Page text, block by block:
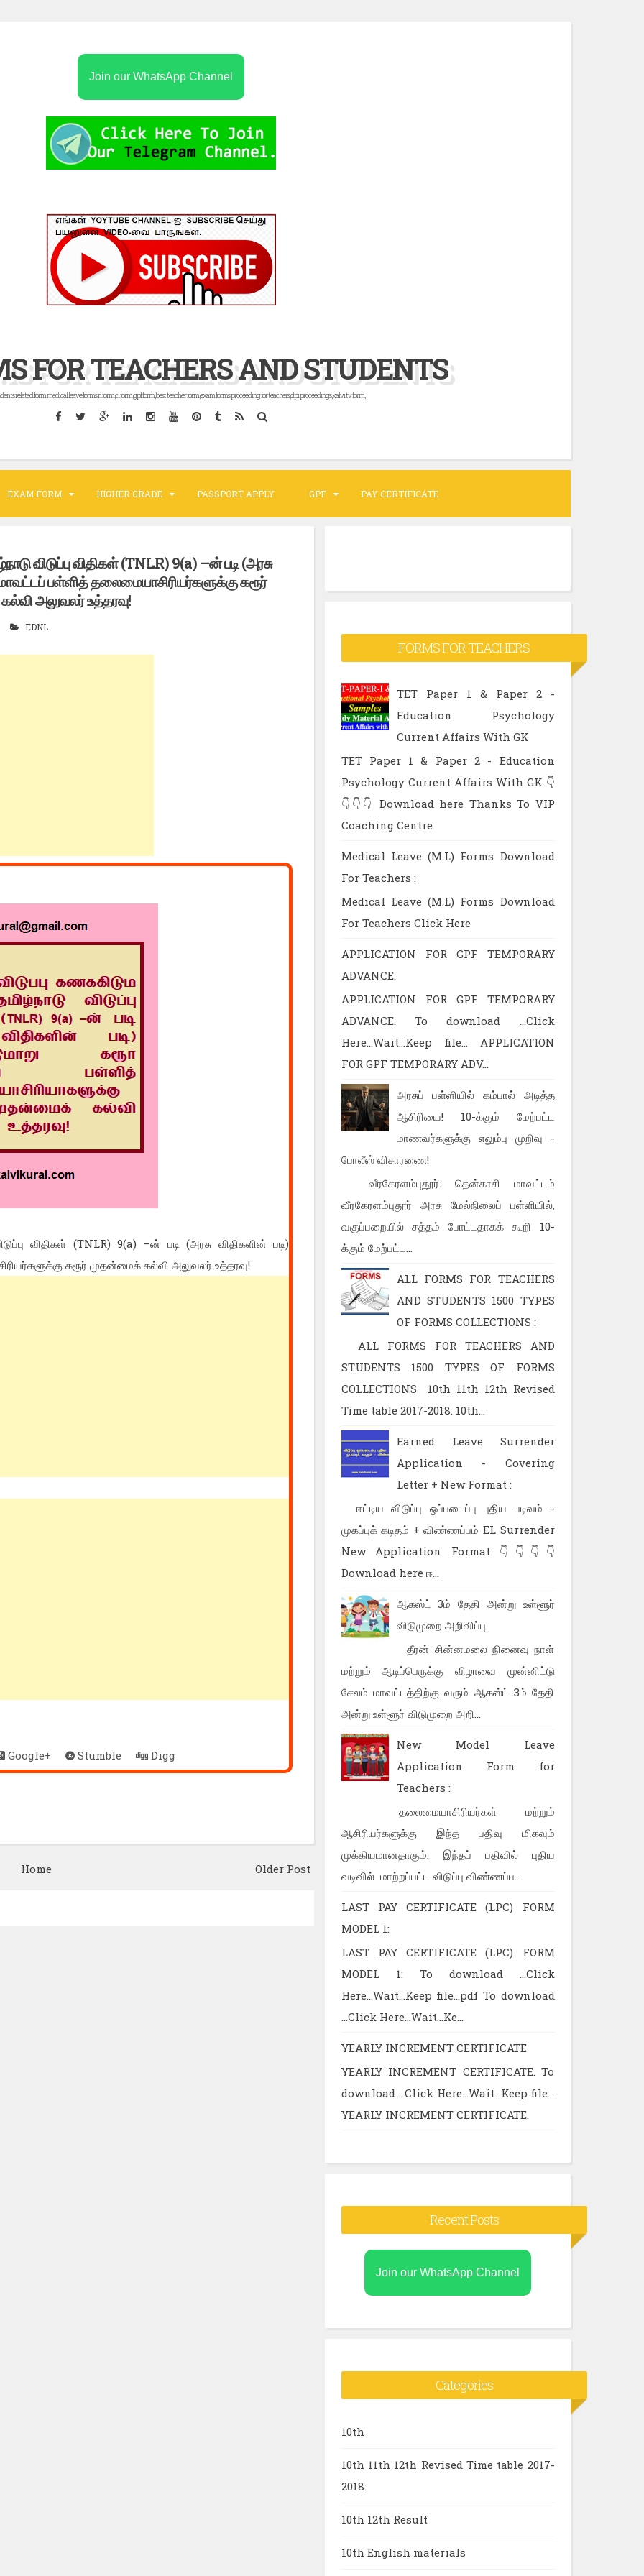
Join our WhatsApp Channel
FOR TEACHERS AND STUDENTS
related form,medical leave forms,rl form,cl form,gpf form,best teacher form,exam forms,proceeding for teachers,dpi proceedings,kalvi tv form,
EXAM FORM HIGHER GRADE PASSPORT APPLY GPF PAY CERTIFICATE
விடுப்பு விதிகள் (TNLR) 9(a) –ன் படி (அரசு
பள்ளித் தலைமையாசிரியர்களுக்கு கரூர்
அலுவலர் உத்தரவு!
EDNL
விதிகள் (TNLR) 9(a) –ன் படி (அரசு விதிகளின் படி)
கரூர் முதன்மைக் கல்வி அலுவலர் உத்தரவு!
Google+ Stumble Digg
Older Post
Home
FORMS FOR TEACHERS
TET Paper 1 & Paper 2 -
Education Psychology
Current Affairs With GK
TET Paper 1 & Paper 2 - Education
Psychology Current Affairs With GK 👇
👇👇👇 Download here Thanks To VIP
Coaching Centre
Medical Leave (M.L) Forms Download
For Teachers :
Medical Leave (M.L) Forms Download
For Teachers Click Here
APPLICATION FOR GPF TEMPORARY
ADVANCE.
APPLICATION FOR GPF TEMPORARY
ADVANCE. To download ...Click
Here...Wait...Keep file... APPLICATION
FOR GPF TEMPORARY ADV...
அரசுப் பள்ளியில் கம்பால் அடித்த
ஆசிரியை! 10-க்கும் மேற்பட்ட
மாணவர்களுக்கு எலும்பு முறிவு -
போலீஸ் விசாரணை!
வீரகேரளம்புதூர்: தென்காசி மாவட்டம்
வீரகேரளம்புதூர் அரசு மேல்நிலைப் பள்ளியில்,
வகுப்பறையில் சத்தம் போட்டதாகக் கூறி 10-
க்கும் மேற்பட்ட...
ALL FORMS FOR TEACHERS
AND STUDENTS 1500 TYPES
OF FORMS COLLECTIONS :
ALL FORMS FOR TEACHERS AND
STUDENTS 1500 TYPES OF FORMS
COLLECTIONS 10th 11th 12th Revised
Time table 2017-2018: 10th...
Earned Leave Surrender
Application - Covering
Letter + New Format :
ஈட்டிய விடுப்பு ஒப்படைப்பு புதிய படிவம் -
முகப்புக் கடிதம் + விண்ணப்பம் EL Surrender
New Application Format 👇👇👇👇
Download here ஈ...
ஆகஸ்ட் 3ம் தேதி அன்று உள்ளூர்
விடுமுறை அறிவிப்பு
தீரன் சின்னமலை நினைவு நாள்
மற்றும் ஆடிப்பெருக்கு விழாவை முன்னிட்டு
சேலம் மாவட்டத்திற்கு வரும் ஆகஸ்ட் 3ம் தேதி
அன்று உள்ளூர் விடுமுறை அறி...
New Model Leave
Application Form for
Teachers :
தலைமையாசிரியர்கள் மற்றும்
ஆசிரியர்களுக்கு இந்த பதிவு மிகவும்
முக்கியமானதாகும். இந்தப் பதிவில் புதிய
வடிவில் மாற்றப்பட்ட விடுப்பு விண்ணப்ப...
LAST PAY CERTIFICATE (LPC) FORM
MODEL 1:
LAST PAY CERTIFICATE (LPC) FORM
MODEL 1: To download ...Click
Here...Wait...Keep file...pdf To download
...Click Here...Wait...Ke...
YEARLY INCREMENT CERTIFICATE
YEARLY INCREMENT CERTIFICATE. To
download ...Click Here...Wait...Keep file...
YEARLY INCREMENT CERTIFICATE.
Recent Posts
Join our WhatsApp Channel
Categories
10th
10th 11th 12th Revised Time table 2017-
2018:
10th 12th Result
10th English materials